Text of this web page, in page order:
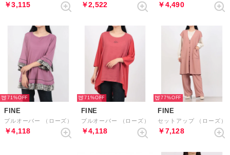
￥3,115 ￥2,522 ￥4,490
71%
FINE
プルオーバー （ローズ）
￥4,118
71%
FINE
プルオーバー （ローズ）
￥4,118
77%
FINE
セットアップ （ローズ）
￥7,128